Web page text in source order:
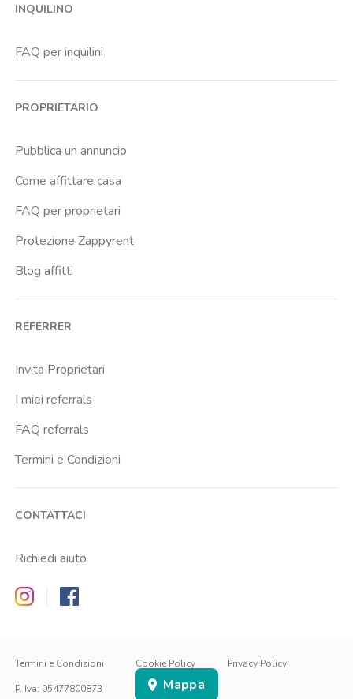
EN
ACCEDI Mappa
INQUILINO
FAQ per inquilini
PROPRIETARIO
Pubblica un annuncio
Come affittare casa
FAQ per proprietari
Protezione Zappyrent
Blog affitti
REFERRER
Invita Proprietari
I miei referrals
FAQ referrals
Termini e Condizioni
CONTATTACI
Richiedi aiuto
Zappyrent on Instagram
Zappyrent on Facebook
Termini e Condizioni Cookie Policy
Privacy Policy
P. Iva: 05477800873